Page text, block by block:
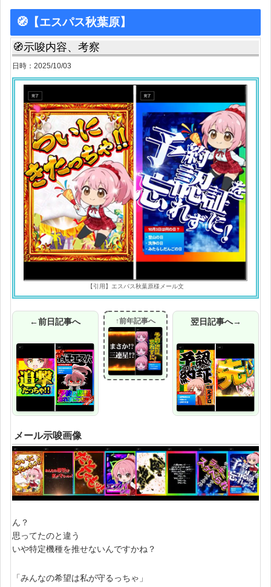
🧭【エスパス秋葉原】
🧭示唆内容、考察
日時：2025/10/03
【引用】エスパス秋葉原様メール文
←前日記事へ ↑前年記事へ 翌日記事へ→
メール示唆画像
ん？
思ってたのと違う
いや特定機種を推せないんですかね？
「みんなの希望は私が守るっちゃ」